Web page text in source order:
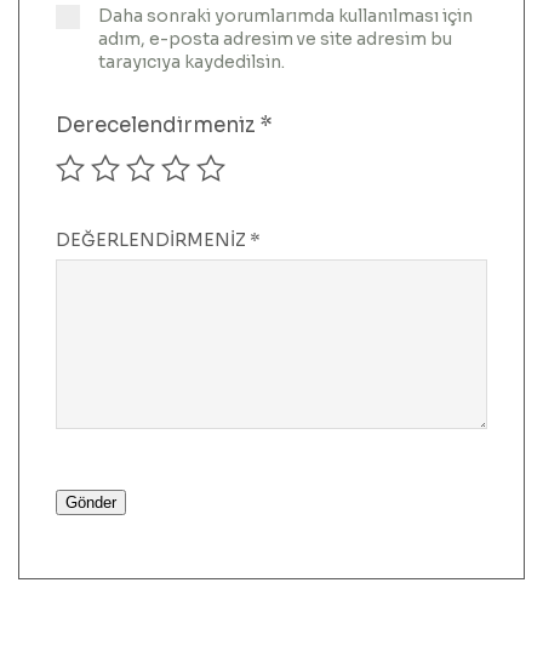
Daha sonraki yorumlarımda kullanılması için
adım, e-posta adresim ve site adresim bu
tarayıcıya kaydedilsin.
Derecelendirmeniz *
DEĞERLENDIRMENIZ *
Gönder